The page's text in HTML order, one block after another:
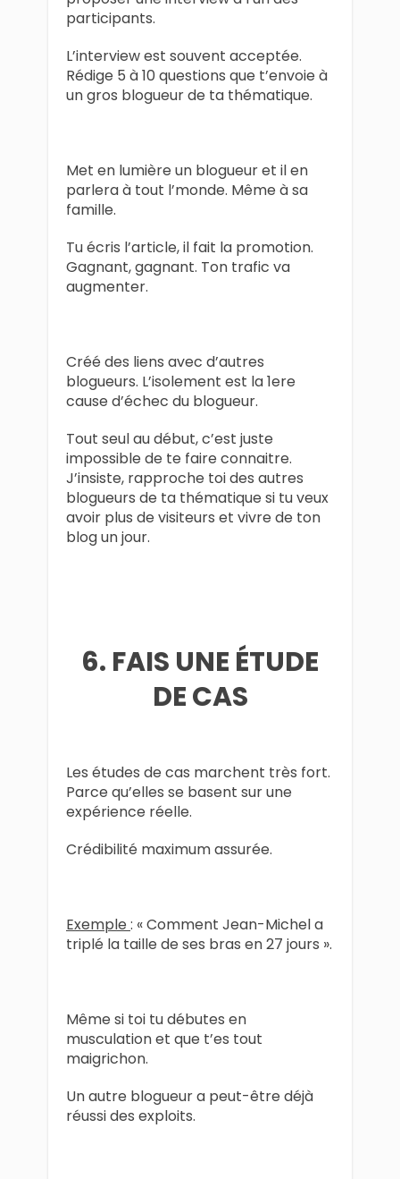
participants.
L’interview est souvent acceptée.
Rédige 5 à 10 questions que t’envoie à
un gros blogueur de ta thématique.
Met en lumière un blogueur et il en
parlera à tout l’monde. Même à sa
famille.
Tu écris l’article, il fait la promotion.
Gagnant, gagnant. Ton trafic va
augmenter.
Créé des liens avec d’autres
blogueurs. L’isolement est la 1ere
cause d’échec du blogueur.
Tout seul au début, c’est juste
impossible de te faire connaitre.
J’insiste, rapproche toi des autres
blogueurs de ta thématique si tu veux
avoir plus de visiteurs et vivre de ton
blog un jour.
6. FAIS UNE ÉTUDE
DE CAS
Les études de cas marchent très fort.
Parce qu’elles se basent sur une
expérience réelle.
Crédibilité maximum assurée.
Exemple : « Comment Jean-Michel a
triplé la taille de ses bras en 27 jours ».
Même si toi tu débutes en
musculation et que t’es tout
maigrichon.
Un autre blogueur a peut-être déjà
réussi des exploits.